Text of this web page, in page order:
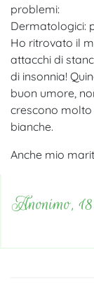
problemi:
Dermatologici:
Ho ritrovato il
attacchi di
di insonnia!
buon umore,
crescono
bianche.
Anche mio
Anonimo,